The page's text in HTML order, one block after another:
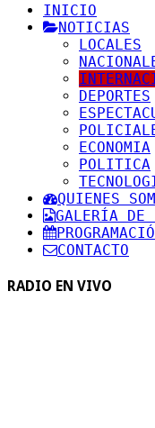
INICIO
NOTICIAS
LOCALES
DEPORTES
ECONOMIA
POLITICA
QUIENES
GALERÍA DE
CONTACTO
RADIO EN VIVO